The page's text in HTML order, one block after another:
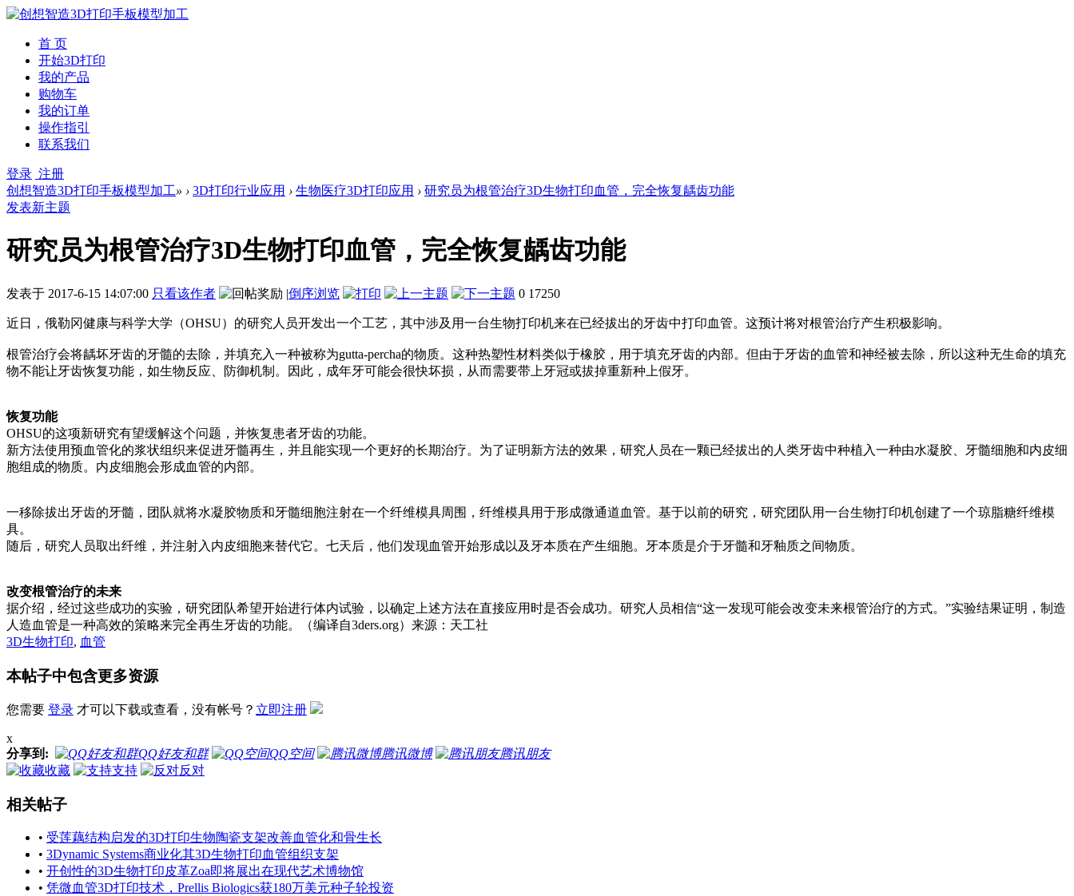
首 页
开始3D打印
我的产品
购物车
我的订单
操作指引
联系我们
登录 注册
创想智造3D打印手板模型加工» › 3D打印行业应用 › 生物医疗3D打印应用 › 研究员为根管治疗3D生物打印血管，完全恢复龋齿功能
发表新主题
研究员为根管治疗3D生物打印血管，完全恢复龋齿功能
发表于 2017-6-15 14:07:00 只看该作者 |倒序浏览 0 17250
近日，俄勒冈健康与科学大学（OHSU）的研究人员开发出一个工艺，其中涉及用一台生物打印机来在已经拔出的牙齿中打印血管。这预计将对根管治疗产生积极影响。
根管治疗会将龋坏牙齿的牙髓的去除，并填充入一种被称为gutta-percha的物质。这种热塑性材料类似于橡胶，用于填充牙齿的内部。但由于牙齿的血管和神经被去除，所以这种无生命的填充
物不能让牙齿恢复功能，如生物反应、防御机制。因此，成年牙可能会很快坏损，从而需要带上牙冠或拔掉重新种上假牙。
恢复功能
OHSU的这项新研究有望缓解这个问题，并恢复患者牙齿的功能。
新方法使用预血管化的浆状组织来促进牙髓再生，并且能实现一个更好的长期治疗。为了证明新方法的效果，研究人员在一颗已经拔出的人类牙齿中种植入一种由水凝胶、牙髓细胞和内皮细
胞组成的物质。内皮细胞会形成血管的内部。
一移除拔出牙齿的牙髓，团队就将水凝胶物质和牙髓细胞注射在一个纤维模具周围，纤维模具用于形成微通道血管。基于以前的研究，研究团队用一台生物打印机创建了一个琼脂糖纤维模
具。
随后，研究人员取出纤维，并注射入内皮细胞来替代它。七天后，他们发现血管开始形成以及牙本质在产生细胞。牙本质是介于牙髓和牙釉质之间物质。
改变根管治疗的未来
据介绍，经过这些成功的实验，研究团队希望开始进行体内试验，以确定上述方法在直接应用时是否会成功。研究人员相信“这一发现可能会改变未来根管治疗的方式。”实验结果证明，制造
人造血管是一种高效的策略来完全再生牙齿的功能。（编译自3ders.org）来源：天工社
3D生物打印, 血管
本帖子中包含更多资源
您需要 登录 才可以下载或查看，没有帐号？ 立即注册
x
分享到:
QQ好友和群 QQ空间 腾讯微博
腾讯朋友
收藏
支持 反对
相关帖子
• 受莲藕结构启发的3D打印生物陶瓷支架改善血管化和骨生长
• 3Dynamic Systems商业化其3D生物打印血管组织支架
• 开创性的3D生物打印皮革Zoa即将展出在现代艺术博物馆
• 凭微血管3D打印技术，Prellis Biologics获180万美元种子轮投资